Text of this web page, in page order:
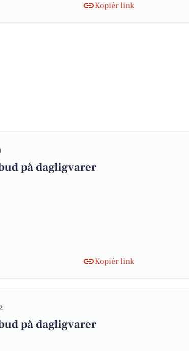
Kopiér link
på dagligvarer
Kopiér link
på dagligvarer